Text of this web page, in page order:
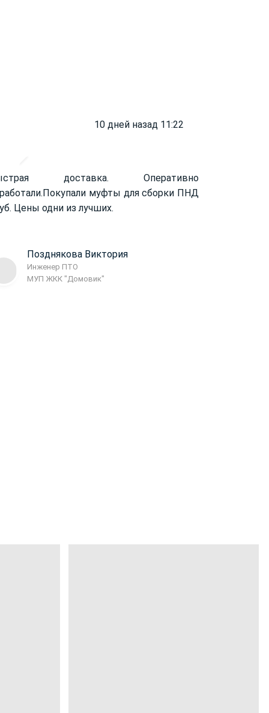
10 дней назад 11:22
доставка. Оперативно
Покупали муфты для сборки ПНД
Цены одни из лучших.
Позднякова Виктория
Инженер ПТО
МУП ЖКК "Домовик"